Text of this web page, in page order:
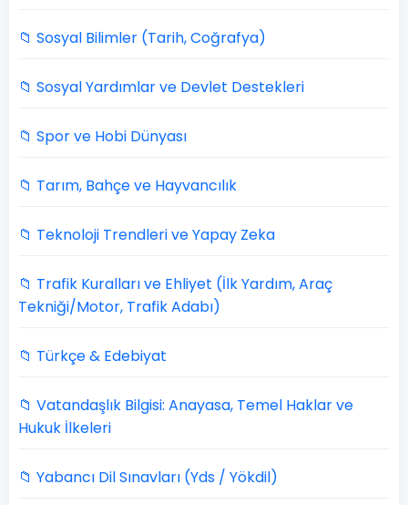
📁 Sosyal Bilimler (Tarih, Coğrafya)
📁 Sosyal Yardımlar ve Devlet Destekleri
📁 Spor ve Hobi Dünyası
📁 Tarım, Bahçe ve Hayvancılık
📁 Teknoloji Trendleri ve Yapay Zeka
📁 Trafik Kuralları ve Ehliyet (İlk Yardım, Araç
Tekniği/Motor, Trafik Adabı)
📁 Türkçe & Edebiyat
📁 Vatandaşlık Bilgisi: Anayasa, Temel Haklar ve
Hukuk İlkeleri
📁 Yabancı Dil Sınavları (Yds / Yökdil)